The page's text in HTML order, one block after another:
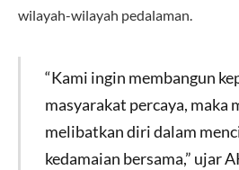
wilayah-wilayah pedalaman.
“Kami ingin membangun
masyarakat percaya, maka
melibatkan diri dalam
kedamaian bersama,” ujar